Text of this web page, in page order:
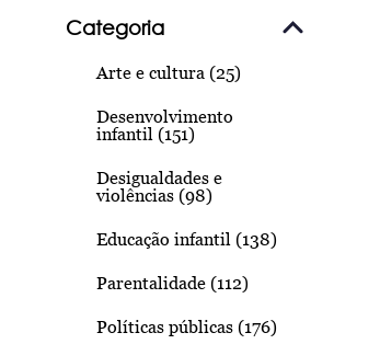
Categoria
Arte e cultura (25)
Desenvolvimento
infantil (151)
Desigualdades e
violências (98)
Educação infantil (138)
Parentalidade (112)
Políticas públicas (176)